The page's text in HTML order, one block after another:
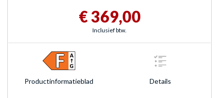
€ 369,00
Inclusief btw.
Product­informatieblad Details